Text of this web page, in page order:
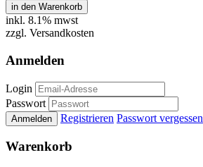
in den Warenkorb
inkl. 8.1% mwst
zzgl. Versandkosten
Anmelden
Login
Passwort
Anmelden Registrieren Passwort vergessen
Warenkorb